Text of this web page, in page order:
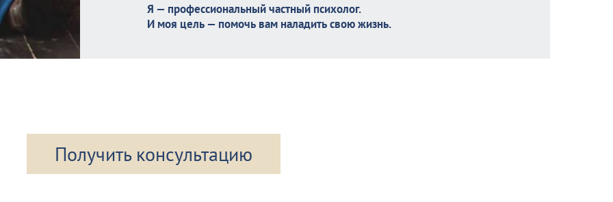
Я — профессиональный частный психолог.
И моя цель — помочь вам наладить свою жизнь.
Получить консультацию